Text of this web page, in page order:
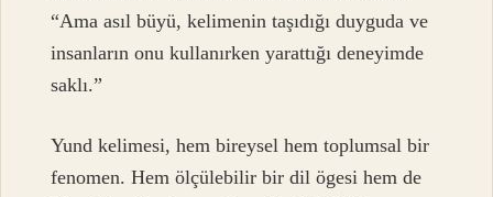
“Ama asıl büyü, kelimenin taşıdığı duyguda ve
insanların onu kullanırken yarattığı deneyimde
saklı.”
Yund kelimesi, hem bireysel hem toplumsal bir
fenomen. Hem ölçülebilir bir dil ögesi hem de